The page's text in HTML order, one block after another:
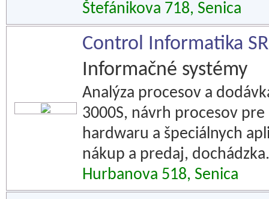
Štefánikova 718, Senica
Control Informatika
Informačné systémy
Analýza procesov a
3000S, návrh procesov
hardwaru a špeciálnych
nákup a predaj, dochádzka.
Hurbanova 518, Senica